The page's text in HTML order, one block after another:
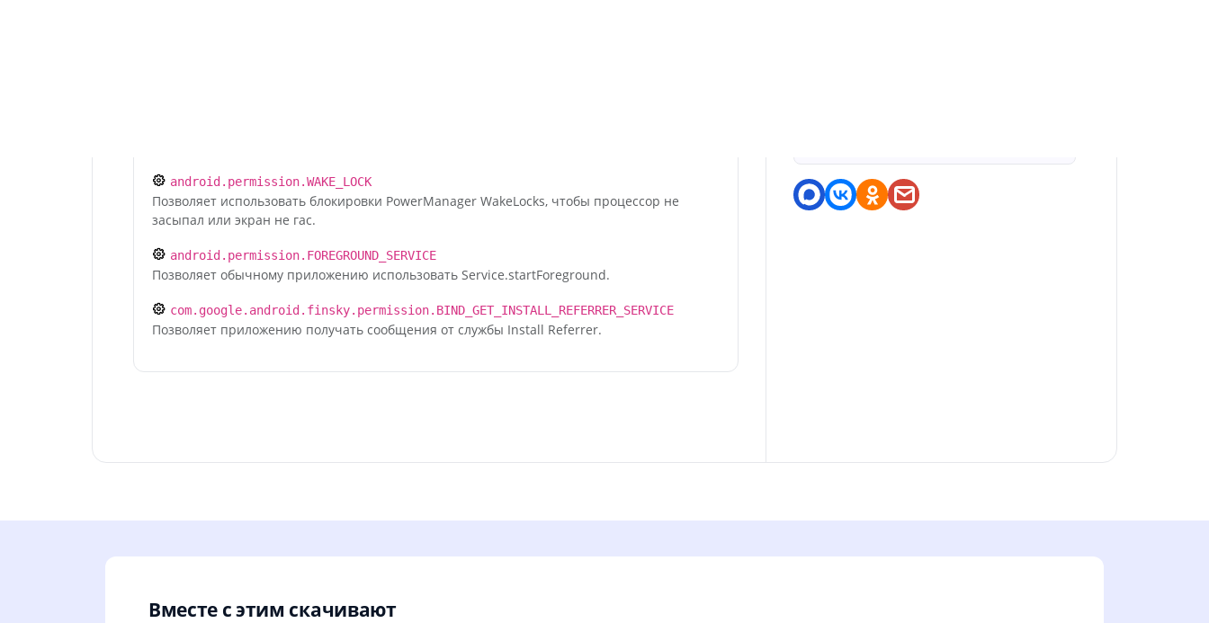
android.permission.WAKE_LOCK
Позволяет использовать блокировки PowerManager WakeLocks, чтобы процессор не
засыпал или экран не гас.
android.permission.FOREGROUND_SERVICE
Позволяет обычному приложению использовать Service.startForeground.
com.google.android.finsky.permission.BIND_GET_INSTALL_REFERRER_SERVICE
Позволяет приложению получать сообщения от службы Install Referrer.
Вместе с этим скачивают